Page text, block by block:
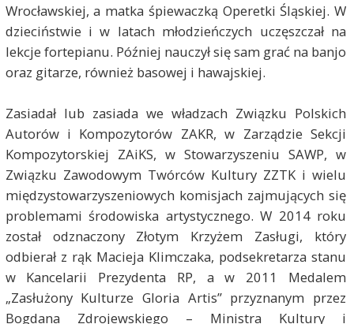
Wrocławskiej, a matka śpiewaczką Operetki Śląskiej. W
dzieciństwie i w latach młodzieńczych uczęszczał na
lekcje fortepianu. Później nauczył się sam grać na banjo
oraz gitarze, również basowej i hawajskiej.
Zasiadał lub zasiada we władzach Związku Polskich
Autorów i Kompozytorów ZAKR, w Zarządzie Sekcji
Kompozytorskiej ZAiKS, w Stowarzyszeniu SAWP, w
Związku Zawodowym Twórców Kultury ZZTK i wielu
międzystowarzyszeniowych komisjach zajmujących się
problemami środowiska artystycznego. W 2014 roku
został odznaczony Złotym Krzyżem Zasługi, który
odbierał z rąk Macieja Klimczaka, podsekretarza stanu
w Kancelarii Prezydenta RP, a w 2011 Medalem
„Zasłużony Kulturze Gloria Artis” przyznanym przez
Bogdana Zdrojewskiego – Ministra Kultury i